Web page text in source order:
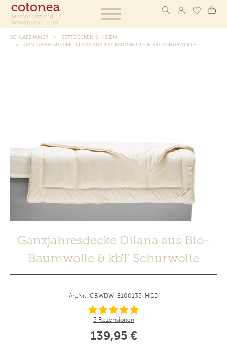
SCHLAFZIMMER
BETTDECKEN & KISSEN
GANZJAHRESDECKE DILANA AUS BIO-BAUMWOLLE & KBT SCHURWOLLE
Ganzjahresdecke Dilana aus Bio-
Baumwolle & kbT Schurwolle
Art.Nr.: CBWDW-E100135-HGD
5 Rezensionen
139,95 €